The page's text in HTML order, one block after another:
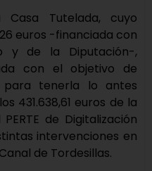
Tutelada, cuyo
euros -financiada con
y de la Diputación-,
con el objetivo de
para tenerla lo antes
431.638,61 euros de la
de Digitalización
intervenciones en
de Tordesillas.